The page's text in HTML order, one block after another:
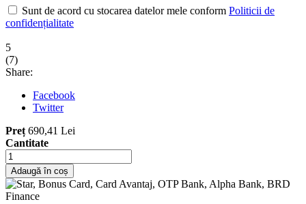
Sunt de acord cu stocarea datelor mele conform Politicii de
confidențialitate
5
(7)
Share:
Facebook
Twitter
Preț 690,41 Lei
Cantitate
Adaugă în coș